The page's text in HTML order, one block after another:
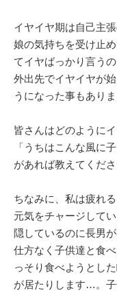
イヤイヤ期は自己主
娘の気持ちを受け止
てイヤばっかり言う
外出先でイヤイヤが
うになった事もありま
皆さんはどのように
「うちはこんな風に
があれば教えてくださ
ちなみに、私は疲れ
元気をチャージして
隠しているのに長男
仕方なく子供達と食
っそり食べようとし
が居たりします…。